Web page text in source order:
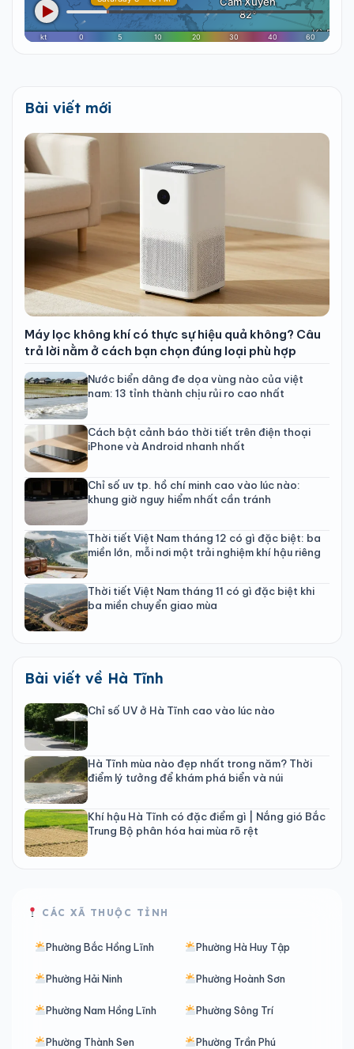
Bài viết mới
Máy lọc không khí có thực sự hiệu quả không? Câu
trả lời nằm ở cách bạn chọn đúng loại phù hợp
Nước biển dâng đe dọa vùng nào của việt
nam: 13 tỉnh thành chịu rủi ro cao nhất
Cách bật cảnh báo thời tiết trên điện thoại
iPhone và Android nhanh nhất
Chỉ số uv tp. hồ chí minh cao vào lúc nào:
khung giờ nguy hiểm nhất cần tránh
Thời tiết Việt Nam tháng 12 có gì đặc biệt: ba
miền lớn, mỗi nơi một trải nghiệm khí hậu riêng
Thời tiết Việt Nam tháng 11 có gì đặc biệt khi
ba miền chuyển giao mùa
Bài viết về Hà Tĩnh
Chỉ số UV ở Hà Tĩnh cao vào lúc nào
Hà Tĩnh mùa nào đẹp nhất trong năm? Thời
điểm lý tưởng để khám phá biển và núi
Khí hậu Hà Tĩnh có đặc điểm gì | Nắng gió Bắc
Trung Bộ phân hóa hai mùa rõ rệt
CÁC XÃ THUỘC TỈNH
Phường Bắc Hồng Lĩnh Phường Hà Huy Tập
Phường Hải Ninh Phường Hoành Sơn
Phường Nam Hồng Lĩnh Phường Sông Trí
Phường Thành Sen Phường Trần Phú